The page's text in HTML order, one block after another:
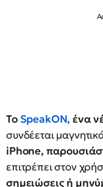
Το SpeakON, ένα
συνδέεται
iPhone,
επιτρέπει στον
σημειώσεις ή